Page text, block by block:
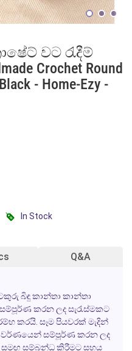
වට රැදීම්
Crochet Round
- Home-Ezy -
In Stock
Q&A
බිඳු කාන්තා කාන්තා
සම්පූර්ණ කරන ලදසැරැස්මකට
කරයි සෑමපියවරක් මැදින්
වර්ණයෙන්සම්පූර්ණ කරන ලද
සමඟ සම්බන්ධ කිරීමටසහය